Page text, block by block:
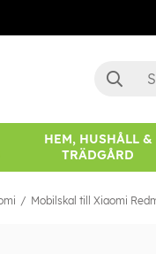
HEM, HUSHÅLL &
TRÄDGÅRD
Mobilskal till Xiaomi